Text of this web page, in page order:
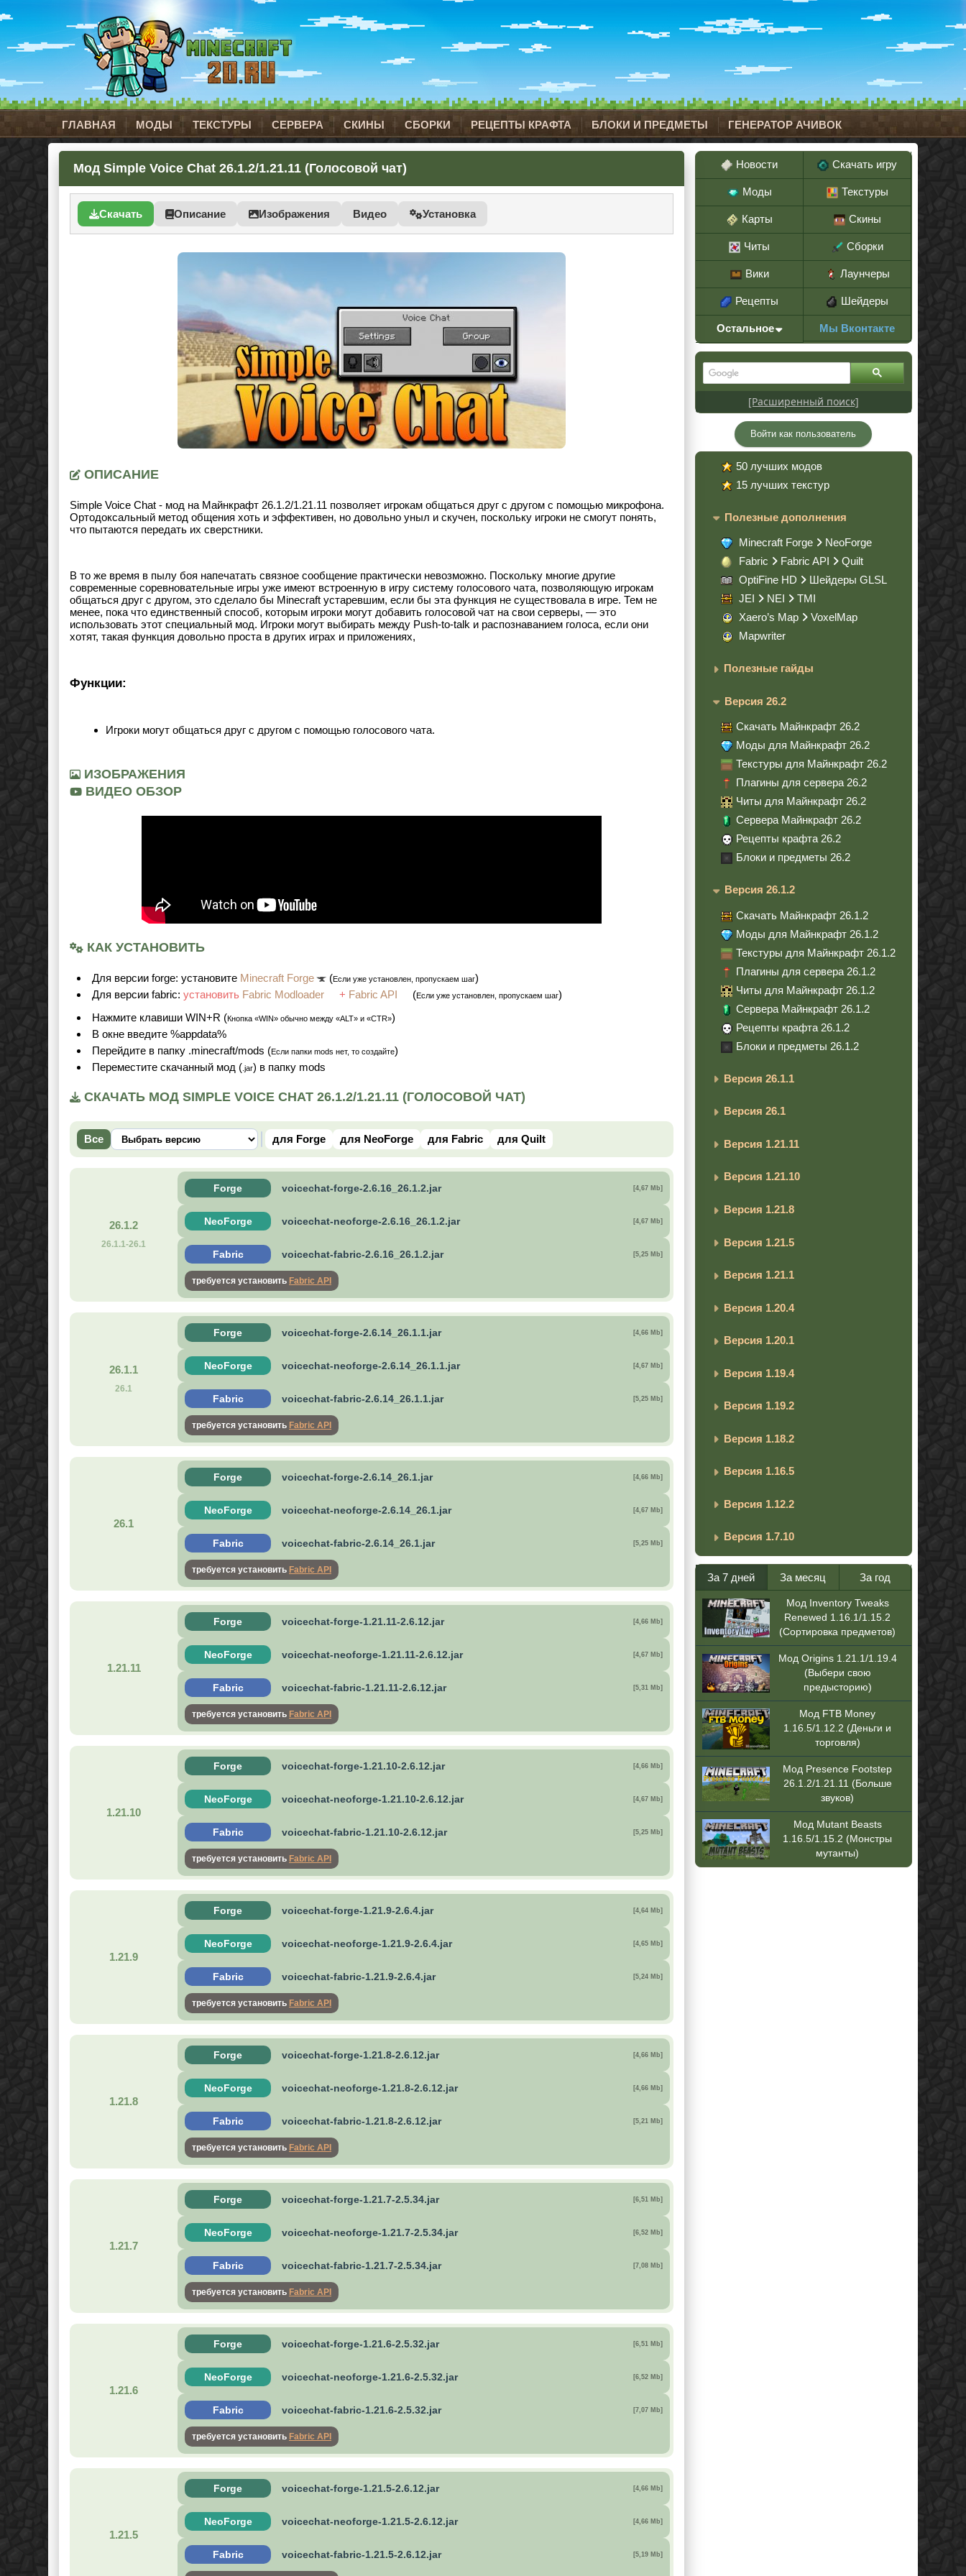
ГЛАВНАЯ МОДЫ ТЕКСТУРЫ СЕРВЕРА СКИНЫ СБОРКИ РЕЦЕПТЫ КРАФТА БЛОКИ И ПРЕДМЕТЫ ГЕНЕРАТОР АЧИВОК
Мод Simple Voice Chat 26.1.2/1.21.11 (Голосовой чат)
Скачать Описание Изображения Видео Установка
ОПИСАНИЕ
Simple Voice Chat - мод на Майнкрафт 26.1.2/1.21.11 позволяет игрокам общаться друг с другом с помощью микрофона.
Ортодоксальный метод общения хоть и эффективен, но довольно уныл и скучен, поскольку игроки не смогут понять,
что пытаются передать их сверстники.
В то же время в пылу боя напечатать связное сообщение практически невозможно. Поскольку многие другие
современные соревновательные игры уже имеют встроенную в игру систему голосового чата, позволяющую игрокам
общаться друг с другом, это сделало бы Minecraft устаревшим, если бы эта функция не существовала в игре. Тем не
менее, пока что единственный способ, которым игроки могут добавить голосовой чат на свои серверы, — это
использовать этот специальный мод. Игроки могут выбирать между Push-to-talk и распознаванием голоса, если они
хотят, такая функция довольно проста в других играх и приложениях,
Функции:
Игроки могут общаться друг с другом с помощью голосового чата.
ИЗОБРАЖЕНИЯ
ВИДЕО ОБЗОР
КАК УСТАНОВИТЬ
Для версии forge: установите Minecraft Forge (Если уже установлен, пропускаем шаг)
Для версии fabric: установить Fabric Modloader + Fabric API (Если уже установлен, пропускаем шаг)
Нажмите клавиши WIN+R (Кнопка «WIN» обычно между «ALT» и «CTR»)
В окне введите %appdata%
Перейдите в папку .minecraft/mods (Если папки mods нет, то создайте)
Переместите скачанный мод ( .jar) в папку mods
СКАЧАТЬ МОД SIMPLE VOICE CHAT 26.1.2/1.21.11 (ГОЛОСОВОЙ ЧАТ)
Все для Forge для NeoForge для Fabric для Quilt
26.1.2
26.1.1-26.1
Forge voicechat-forge-2.6.16_26.1.2.jar [4,67 Mb]
NeoForge voicechat-neoforge-2.6.16_26.1.2.jar [4,67 Mb]
Fabric voicechat-fabric-2.6.16_26.1.2.jar [5,25 Mb]
требуется установить Fabric API
26.1.1
26.1
Forge voicechat-forge-2.6.14_26.1.1.jar [4,66 Mb]
NeoForge voicechat-neoforge-2.6.14_26.1.1.jar [4,67 Mb]
Fabric voicechat-fabric-2.6.14_26.1.1.jar [5,25 Mb]
требуется установить Fabric API
26.1
Forge voicechat-forge-2.6.14_26.1.jar [4,66 Mb]
NeoForge voicechat-neoforge-2.6.14_26.1.jar [4,67 Mb]
Fabric voicechat-fabric-2.6.14_26.1.jar [5,25 Mb]
требуется установить Fabric API
1.21.11
Forge voicechat-forge-1.21.11-2.6.12.jar [4,66 Mb]
NeoForge voicechat-neoforge-1.21.11-2.6.12.jar [4,67 Mb]
Fabric voicechat-fabric-1.21.11-2.6.12.jar [5,31 Mb]
требуется установить Fabric API
1.21.10
Forge voicechat-forge-1.21.10-2.6.12.jar [4,66 Mb]
NeoForge voicechat-neoforge-1.21.10-2.6.12.jar [4,67 Mb]
Fabric voicechat-fabric-1.21.10-2.6.12.jar [5,25 Mb]
требуется установить Fabric API
1.21.9
Forge voicechat-forge-1.21.9-2.6.4.jar [4,64 Mb]
NeoForge voicechat-neoforge-1.21.9-2.6.4.jar [4,65 Mb]
Fabric voicechat-fabric-1.21.9-2.6.4.jar [5,24 Mb]
требуется установить Fabric API
1.21.8
Forge voicechat-forge-1.21.8-2.6.12.jar [4,66 Mb]
NeoForge voicechat-neoforge-1.21.8-2.6.12.jar [4,66 Mb]
Fabric voicechat-fabric-1.21.8-2.6.12.jar [5,21 Mb]
требуется установить Fabric API
1.21.7
Forge voicechat-forge-1.21.7-2.5.34.jar [6,51 Mb]
NeoForge voicechat-neoforge-1.21.7-2.5.34.jar [6,52 Mb]
Fabric voicechat-fabric-1.21.7-2.5.34.jar [7,08 Mb]
требуется установить Fabric API
1.21.6
Forge voicechat-forge-1.21.6-2.5.32.jar [6,51 Mb]
NeoForge voicechat-neoforge-1.21.6-2.5.32.jar [6,52 Mb]
Fabric voicechat-fabric-1.21.6-2.5.32.jar [7,07 Mb]
требуется установить Fabric API
1.21.5
Forge voicechat-forge-1.21.5-2.6.12.jar [4,66 Mb]
NeoForge voicechat-neoforge-1.21.5-2.6.12.jar [4,66 Mb]
Fabric voicechat-fabric-1.21.5-2.6.12.jar [5,19 Mb]
Новости Скачать игру
Моды Текстуры
Карты Скины
Читы Сборки
Вики Лаунчеры
Рецепты Шейдеры
Остальное Мы Вконтакте
[Расширенный поиск]
Войти как пользователь
50 лучших модов
15 лучших текстур
Полезные дополнения
Minecraft Forge
NeoForge
Fabric
Fabric API
Quilt
OptiFine HD
Шейдеры GLSL
JEI
NEI
TMI
Xaero’s Map
VoxelMap
Mapwriter
Полезные гайды
Версия 26.2
Скачать Майнкрафт 26.2
Моды для Майнкрафт 26.2
Текстуры для Майнкрафт 26.2
Плагины для сервера 26.2
Читы для Майнкрафт 26.2
Сервера Майнкрафт 26.2
Рецепты крафта 26.2
Блоки и предметы 26.2
Версия 26.1.2
Скачать Майнкрафт 26.1.2
Моды для Майнкрафт 26.1.2
Текстуры для Майнкрафт 26.1.2
Плагины для сервера 26.1.2
Читы для Майнкрафт 26.1.2
Сервера Майнкрафт 26.1.2
Рецепты крафта 26.1.2
Блоки и предметы 26.1.2
Версия 26.1.1
Версия 26.1
Версия 1.21.11
Версия 1.21.10
Версия 1.21.8
Версия 1.21.5
Версия 1.21.1
Версия 1.20.4
Версия 1.20.1
Версия 1.19.4
Версия 1.19.2
Версия 1.18.2
Версия 1.16.5
Версия 1.12.2
Версия 1.7.10
За 7 дней За месяц За год
Мод Inventory Tweaks
Renewed 1.16.1/1.15.2
(Сортировка предметов)
Мод Origins 1.21.1/1.19.4
(Выбери свою
предысторию)
Мод FTB Money
1.16.5/1.12.2 (Деньги и
торговля)
Мод Presence Footstep
26.1.2/1.21.11 (Больше
звуков)
Мод Mutant Beasts
1.16.5/1.15.2 (Монстры
мутанты)